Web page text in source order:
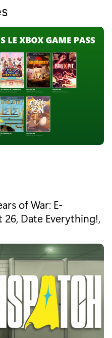
o
u
r
"
O
p
t
s
é
p
o
u
r
X
of War: E-
Date Everything!,